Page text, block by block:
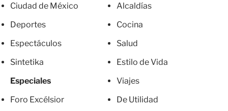
Ciudad de México
Deportes
Espectáculos
Sintetika
Especiales
Foro Excélsior
Alcaldías
Cocina
Salud
Estilo de Vida
Viajes
De Utilidad